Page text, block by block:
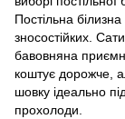
Постільна
зносостійких.
бавовняна
коштує дорожче,
шовку ідеально
прохолоди.